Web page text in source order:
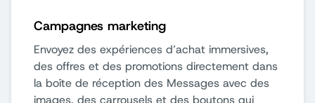
Campagnes marketing
Envoyez des expériences d’achat immersives,
des offres et des promotions directement dans
la boîte de réception des Messages avec des
images, des carrousels et des boutons qui